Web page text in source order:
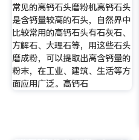
常见的高钙石头磨粉机高钙石头
是含钙量较高的石头，自然界中
比较常用的高钙石头有石灰石、
方解石、大理石等，用这些石头
磨成粉，可以提取出高含钙量的
粉末，在工业、建筑、生活等方
面应用广泛。高钙石